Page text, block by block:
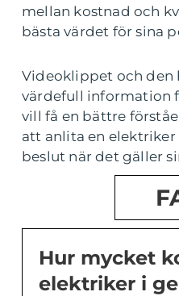
mellan kostnad och
bästa värdet för sina
Videoklippet och den
värdefull information
vill få en bättre
att anlita en
beslut när det gäller
Hur mycket
elektriker i